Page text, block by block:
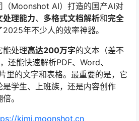
（Moonshot AI）打造的国产AI对
处理能力、 多格式文档解析和完全
2025年不少人的效率神器。
能处理高达200万字的文本（差不
还能快速解析PDF、Word、
里的文字和表格。最重要的是，它
是学生、上班族，还是内容创作
。
kimi.moonshot.cn